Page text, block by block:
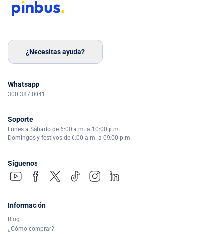
¿Necesitas ayuda?
Whatsapp
300 387 0041
Soporte
Lunes a Sábado de 6:00 a.m. a 10:00 p.m.
Domingos y festivos de 6:00 a.m. a 09:00 p.m.
Síguenos
Información
Blog
¿Cómo comprar?